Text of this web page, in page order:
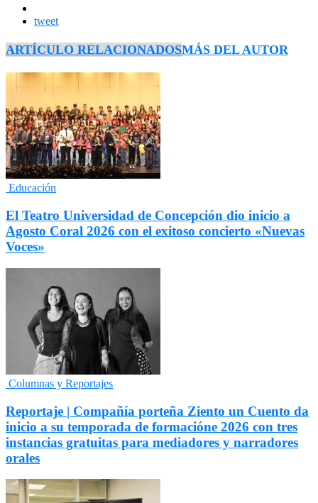
tweet
ARTÍCULO RELACIONADOSMÁS DEL AUTOR
Educación
El Teatro Universidad de Concepción dio inicio a
Agosto Coral 2026 con el exitoso concierto «Nuevas
Voces»
Columnas y Reportajes
Reportaje | Compañía porteña Ziento un Cuento da
inicio a su temporada de formacióne 2026 con tres
instancias gratuitas para mediadores y narradores
orales